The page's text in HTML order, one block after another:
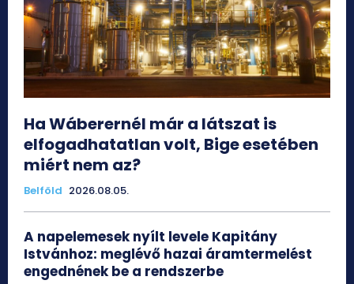
Ha Wáberernél már a látszat is
elfogadhatatlan volt, Bige esetében
miért nem az?
Belföld 2026.08.05.
A napelemesek nyílt levele Kapitány
Istvánhoz: meglévő hazai áramtermelést
engednének be a rendszerbe